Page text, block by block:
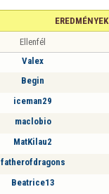
EREDMÉNYEK
Ellenfél
Valex
Begin
iceman29
maclobio
MatKilau2
fatherofdragons
Beatrice13